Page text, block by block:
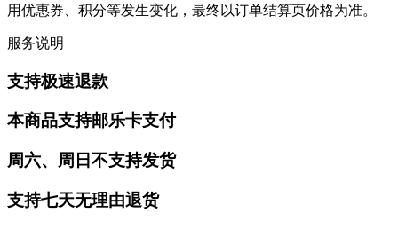
用优惠券、积分等发生变化，最终以订单结算页价格为准。
服务说明
支持极速退款
本商品支持邮乐卡支付
周六、周日不支持发货
支持七天无理由退货